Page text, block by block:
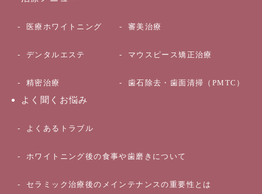
医療ホワイトニング 審美治療
デンタルエステ マウスピース矯正治療
精密治療 歯石除去・歯面清掃（PMTC）
よく聞くお悩み
よくあるトラブル
ホワイトニング後の食事や歯磨きについて
セラミック治療後のメインテナンスの重要性とは